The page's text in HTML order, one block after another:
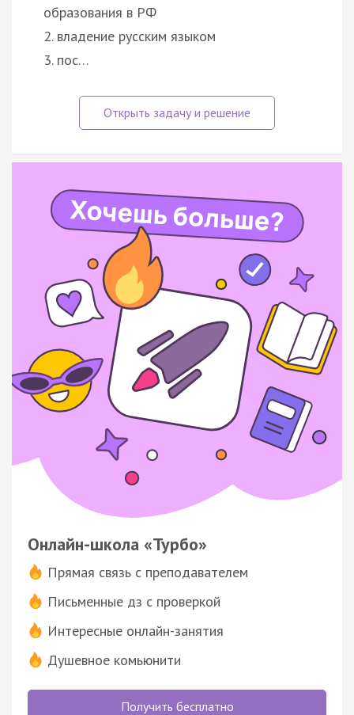
образования в РФ
2. владение русским языком
3. пос…
Онлайн-школа «Турбо»
Прямая связь с преподавателем
Письменные дз с проверкой
Интересные онлайн-занятия
Душевное комьюнити
Получить бесплатно